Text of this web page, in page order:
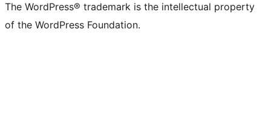
The WordPress® trademark is the intellectual property
of the WordPress Foundation.